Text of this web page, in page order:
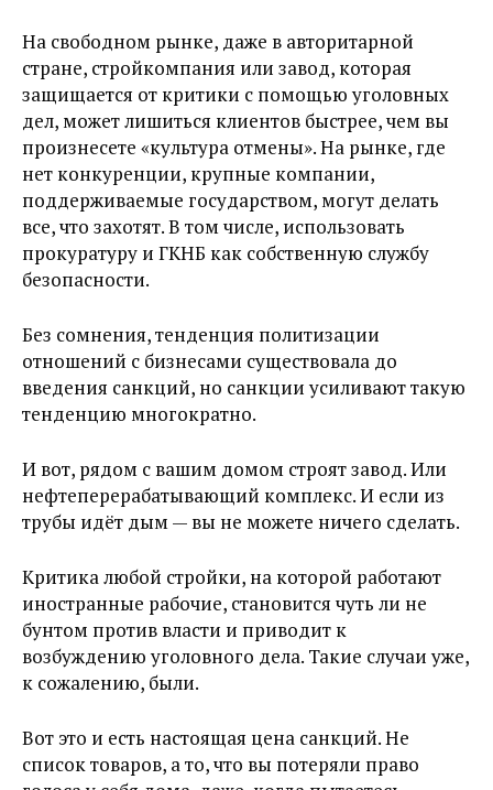
На свободном рынке, даже в авторитарной
стране, стройкомпания или завод, которая
защищается от критики с помощью уголовных
дел, может лишиться клиентов быстрее, чем вы
произнесете «культура отмены». На рынке, где
нет конкуренции, крупные компании,
поддерживаемые государством, могут делать
все, что захотят. В том числе, использовать
прокуратуру и ГКНБ как собственную службу
безопасности.
Без сомнения, тенденция политизации
отношений с бизнесами существовала до
введения санкций, но санкции усиливают такую
тенденцию многократно.
И вот, рядом с вашим домом строят завод. Или
нефтеперерабатывающий комплекс. И если из
трубы идёт дым — вы не можете ничего сделать.
Критика любой стройки, на которой работают
иностранные рабочие, становится чуть ли не
бунтом против власти и приводит к
возбуждению уголовного дела. Такие случаи уже,
к сожалению, были.
Вот это и есть настоящая цена санкций. Не
список товаров, а то, что вы потеряли право